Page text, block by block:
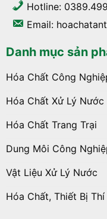
Hotline:
Email:
Danh mục sản
Hóa Chất Công
Hóa Chất Xử Lý Nước
Hóa Chất Trang Trại
Dung Môi Công
Vật Liệu Xử Lý Nước
Hóa Chất, Thiết Bị